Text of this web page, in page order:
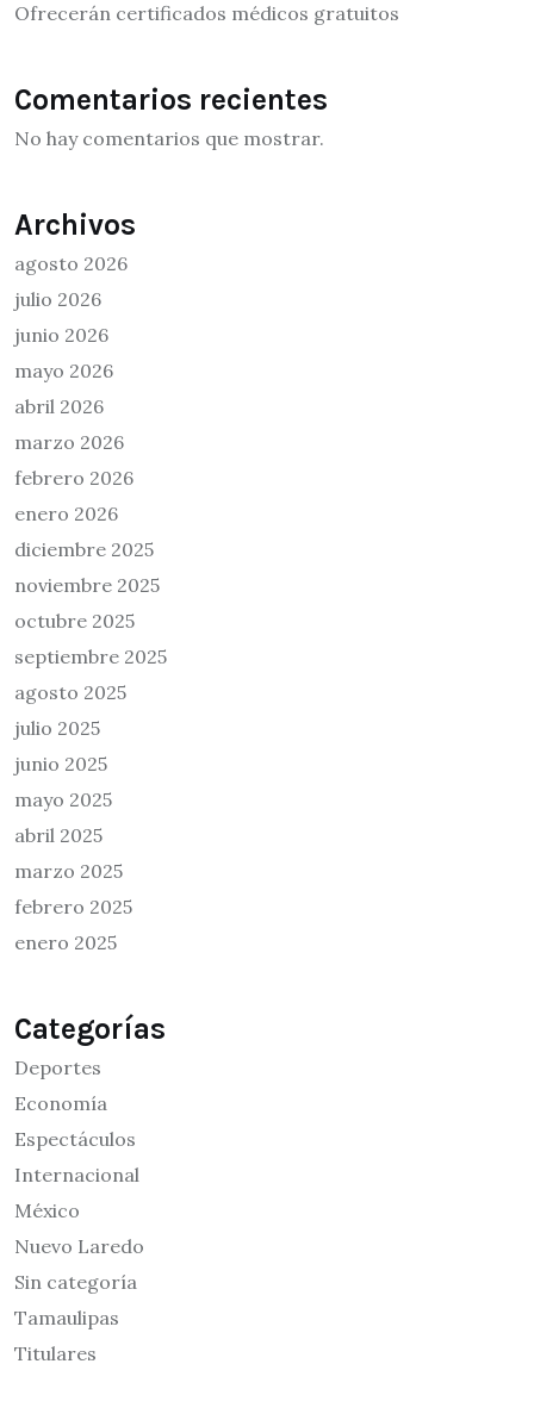
Ofrecerán certificados médicos gratuitos
Comentarios recientes
No hay comentarios que mostrar.
Archivos
agosto 2026
julio 2026
junio 2026
mayo 2026
abril 2026
marzo 2026
febrero 2026
enero 2026
diciembre 2025
noviembre 2025
octubre 2025
septiembre 2025
agosto 2025
julio 2025
junio 2025
mayo 2025
abril 2025
marzo 2025
febrero 2025
enero 2025
Categorías
Deportes
Economía
Espectáculos
Internacional
México
Nuevo Laredo
Sin categoría
Tamaulipas
Titulares